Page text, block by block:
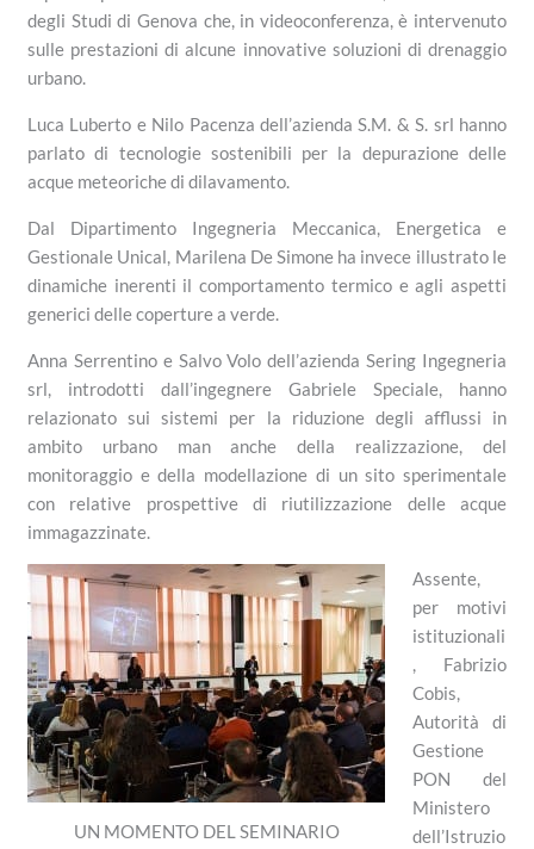
degli Studi di Genova che, in videoconferenza, è intervenuto
sulle prestazioni di alcune innovative soluzioni di drenaggio
urbano.
Luca Luberto e Nilo Pacenza dell’azienda S.M. & S. srl hanno
parlato di tecnologie sostenibili per la depurazione delle
acque meteoriche di dilavamento.
Dal Dipartimento Ingegneria Meccanica, Energetica e
Gestionale Unical, Marilena De Simone ha invece illustrato le
dinamiche inerenti il comportamento termico e agli aspetti
generici delle coperture a verde.
Anna Serrentino e Salvo Volo dell’azienda Sering Ingegneria
srl, introdotti dall’ingegnere Gabriele Speciale, hanno
relazionato sui sistemi per la riduzione degli afflussi in
ambito urbano man anche della realizzazione, del
monitoraggio e della modellazione di un sito sperimentale
con relative prospettive di riutilizzazione delle acque
immagazzinate.
UN MOMENTO DEL SEMINARIO
Assente,
per motivi
istituzionali
, Fabrizio
Cobis,
Autorità di
Gestione
PON del
Ministero
dell’Istruzio